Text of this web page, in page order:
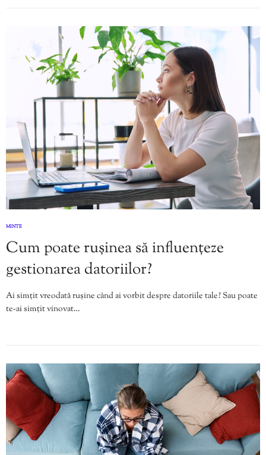
MINTE
Cum poate rușinea să influențeze
gestionarea datoriilor?
Ai simțit vreodată rușine când ai vorbit despre datoriile tale? Sau poate
te-ai simțit vinovat…